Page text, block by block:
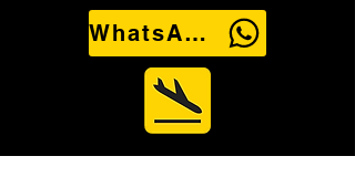
WhatsApp Us